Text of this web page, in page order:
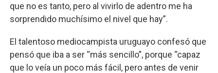
que no es tanto, pero al vivirlo de adentro me ha
sorprendido muchísimo el nivel que hay”.
El talentoso mediocampista uruguayo confesó que
pensó que iba a ser “más sencillo”, porque “capaz
que lo veía un poco más fácil, pero antes de venir